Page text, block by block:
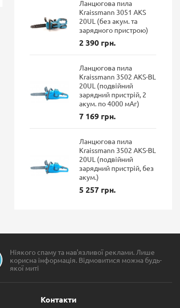
Ланцюгова пила
Kraissmann 3051 AKS
20UL (без акум. та
зарядного пристрою)
2 390 грн.
Ланцюгова пила
Kraissmann 3502 AKS-BL
20UL (подвійний
зарядний пристрій, 2
акум. по 4000 мАг)
7 169 грн.
Ланцюгова пила
Kraissmann 3502 AKS-BL
20UL (подвійний
зарядний пристрій, без
акум.)
5 257 грн.
Ніякого спаму та нав'язливої реклами. Лише
корисна інформація. Відмовитися можна будь-
якої миті
Контакти